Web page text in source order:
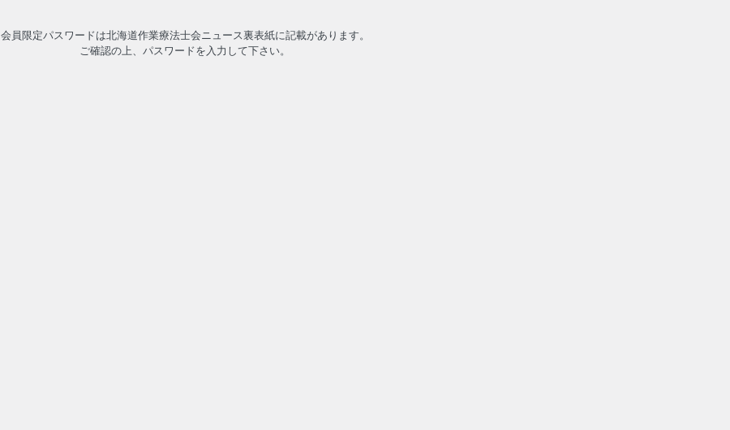
会員限定パスワードは北海道作業療法士会ニュース裏表紙に記載があります。
ご確認の上、パスワードを入力して下さい。